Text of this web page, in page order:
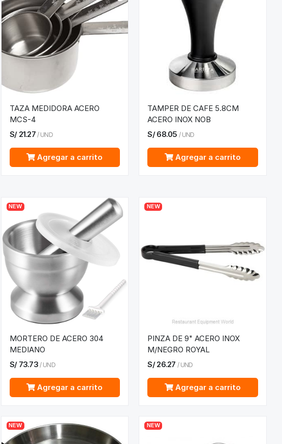
TAZA MEDIDORA ACERO
MCS-4
S/ 21.27 / UND
Agregar a carrito
TAMPER DE CAFE 5.8CM
ACERO INOX NOB
S/68.05 / UND
Agregar a carrito
NEW
MORTERO DE ACERO 304
MEDIANO
S/ 73.73 / UND
Agregar a carrito
NEW
PINZA DE 9" ACERO INOX
M/NEGRO ROYAL
S/26.27 / UND
Agregar a carrito
NEW NEW